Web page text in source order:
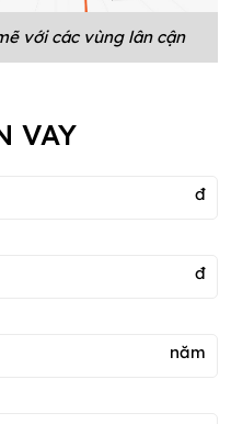
với các vùng lân cận
VAY
đ
đ
năm